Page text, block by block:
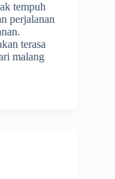
tempuh
perjalanan
terasa
malang